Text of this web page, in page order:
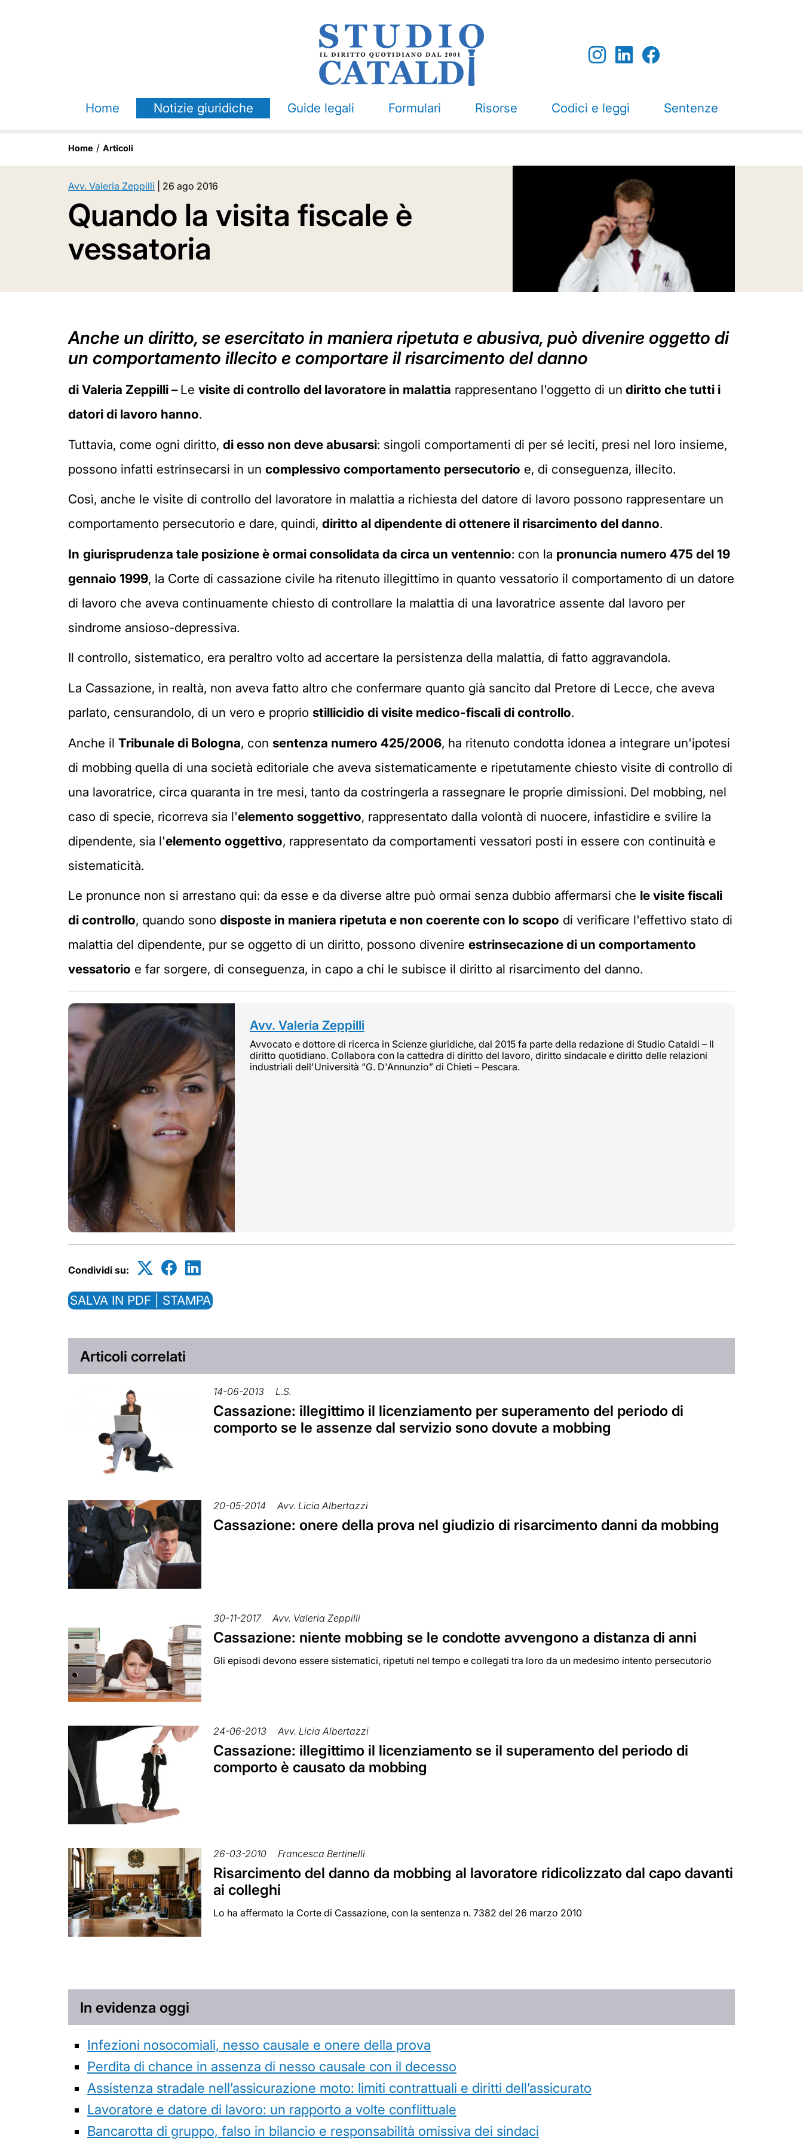
Home Notizie giuridiche Guide legali Formulari Risorse Codici e leggi Sentenze
Home Articoli
Avv. Valeria Zeppilli 26 ago 2016
Quando la visita fiscale è
vessatoria
Anche un diritto, se esercitato in maniera ripetuta e abusiva, può divenire oggetto di
un comportamento illecito e comportare il risarcimento del danno
di Valeria Zeppilli – Le visite di controllo del lavoratore in malattia rappresentano l'oggetto di un diritto che tutti i
datori di lavoro hanno.
Tuttavia, come ogni diritto, di esso non deve abusarsi: singoli comportamenti di per sé leciti, presi nel loro insieme,
possono infatti estrinsecarsi in un complessivo comportamento persecutorio e, di conseguenza, illecito.
Così, anche le visite di controllo del lavoratore in malattia a richiesta del datore di lavoro possono rappresentare un
comportamento persecutorio e dare, quindi, diritto al dipendente di ottenere il risarcimento del danno.
In giurisprudenza tale posizione è ormai consolidata da circa un ventennio: con la pronuncia numero 475 del 19
gennaio 1999, la Corte di cassazione civile ha ritenuto illegittimo in quanto vessatorio il comportamento di un datore
di lavoro che aveva continuamente chiesto di controllare la malattia di una lavoratrice assente dal lavoro per
sindrome ansioso-depressiva.
Il controllo, sistematico, era peraltro volto ad accertare la persistenza della malattia, di fatto aggravandola.
La Cassazione, in realtà, non aveva fatto altro che confermare quanto già sancito dal Pretore di Lecce, che aveva
parlato, censurandolo, di un vero e proprio stillicidio di visite medico-fiscali di controllo.
Anche il Tribunale di Bologna, con sentenza numero 425/2006, ha ritenuto condotta idonea a integrare un'ipotesi
di mobbing quella di una società editoriale che aveva sistematicamente e ripetutamente chiesto visite di controllo di
una lavoratrice, circa quaranta in tre mesi, tanto da costringerla a rassegnare le proprie dimissioni. Del mobbing, nel
caso di specie, ricorreva sia l'elemento soggettivo, rappresentato dalla volontà di nuocere, infastidire e svilire la
dipendente, sia l'elemento oggettivo, rappresentato da comportamenti vessatori posti in essere con continuità e
sistematicità.
Le pronunce non si arrestano qui: da esse e da diverse altre può ormai senza dubbio affermarsi che le visite fiscali
di controllo, quando sono disposte in maniera ripetuta e non coerente con lo scopo di verificare l'effettivo stato di
malattia del dipendente, pur se oggetto di un diritto, possono divenire estrinsecazione di un comportamento
vessatorio e far sorgere, di conseguenza, in capo a chi le subisce il diritto al risarcimento del danno.
Avv. Valeria Zeppilli
Avvocato e dottore di ricerca in Scienze giuridiche, dal 2015 fa parte della redazione di Studio Cataldi – Il
diritto quotidiano. Collabora con la cattedra di diritto del lavoro, diritto sindacale e diritto delle relazioni
industriali dell'Università “G. D'Annunzio” di Chieti – Pescara.
Condividi su:
SALVA IN PDF | STAMPA
Articoli correlati
14-06-2013 L.S.
Cassazione: illegittimo il licenziamento per superamento del periodo di
comporto se le assenze dal servizio sono dovute a mobbing
20-05-2014 Avv. Licia Albertazzi
Cassazione: onere della prova nel giudizio di risarcimento danni da mobbing
30-11-2017 Avv. Valeria Zeppilli
Cassazione: niente mobbing se le condotte avvengono a distanza di anni
Gli episodi devono essere sistematici, ripetuti nel tempo e collegati tra loro da un medesimo intento persecutorio
24-06-2013 Avv. Licia Albertazzi
Cassazione: illegittimo il licenziamento se il superamento del periodo di
comporto è causato da mobbing
26-03-2010 Francesca Bertinelli
Risarcimento del danno da mobbing al lavoratore ridicolizzato dal capo davanti
ai colleghi
Lo ha affermato la Corte di Cassazione, con la sentenza n. 7382 del 26 marzo 2010
In evidenza oggi
Infezioni nosocomiali, nesso causale e onere della prova
Perdita di chance in assenza di nesso causale con il decesso
Assistenza stradale nell’assicurazione moto: limiti contrattuali e diritti dell’assicurato
Lavoratore e datore di lavoro: un rapporto a volte conflittuale
Bancarotta di gruppo, falso in bilancio e responsabilità omissiva dei sindaci